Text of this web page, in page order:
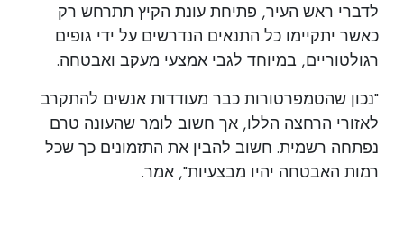
לדברי ראש העיר, פתיחת עונת הקיץ תתרחש רק
כאשר יתקיימו כל התנאים הנדרשים על ידי גופים
רגולטוריים, במיוחד לגבי אמצעי מעקב ואבטחה.
"נכון שהטמפרטורות כבר מעודדות אנשים להתקרב
לאזורי הרחצה הללו, אך חשוב לומר שהעונה טרם
נפתחה רשמית. חשוב להבין את התזמונים כך שכל
רמות האבטחה יהיו מבצעיות", אמר.